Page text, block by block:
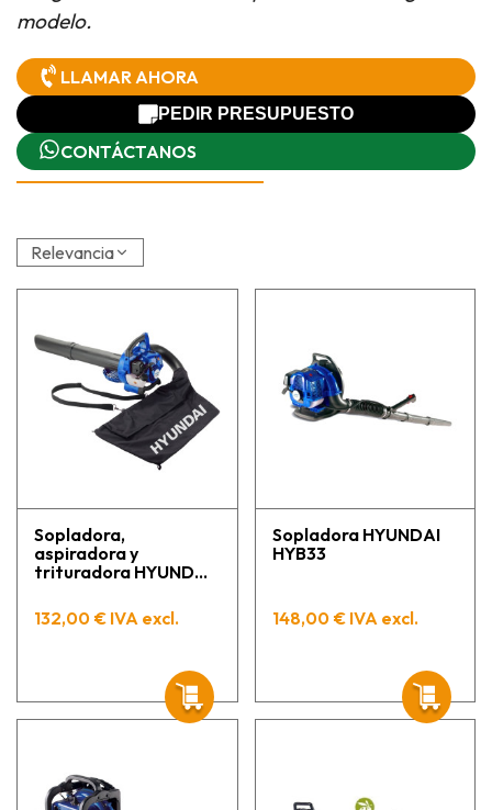
modelo.
LLAMAR AHORA
PEDIR PRESUPUESTO
CONTÁCTANOS
Relevancia
Sopladora,
aspiradora y
trituradora HYUNDAI
132,00 € IVA excl.
Sopladora HYUNDAI
HYB33
148,00 € IVA excl.